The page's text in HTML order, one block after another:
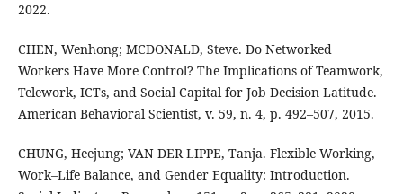
2022.
CHEN, Wenhong; MCDONALD, Steve. Do Networked
Workers Have More Control? The Implications of Teamwork,
Telework, ICTs, and Social Capital for Job Decision Latitude.
American Behavioral Scientist, v. 59, n. 4, p. 492–507, 2015.
CHUNG, Heejung; VAN DER LIPPE, Tanja. Flexible Working,
Work–Life Balance, and Gender Equality: Introduction.